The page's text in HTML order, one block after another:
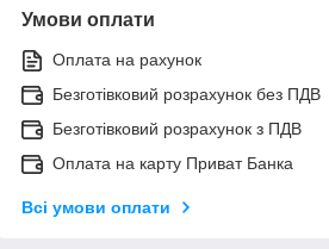
Умови оплати
Оплата на рахунок
Безготівковий розрахунок без ПДВ
Безготівковий розрахунок з ПДВ
Оплата на карту Приват Банка
Всі умови оплати